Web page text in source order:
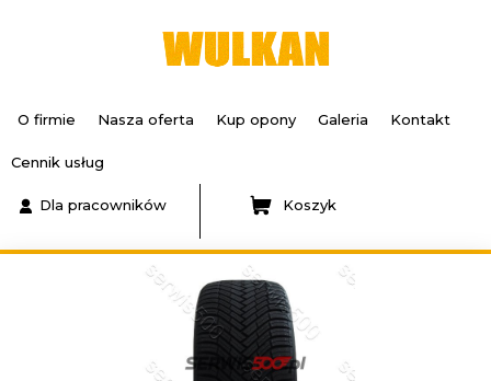
O firmie Nasza oferta Kup opony Galeria Kontakt
Cennik usług
Dla pracowników Koszyk